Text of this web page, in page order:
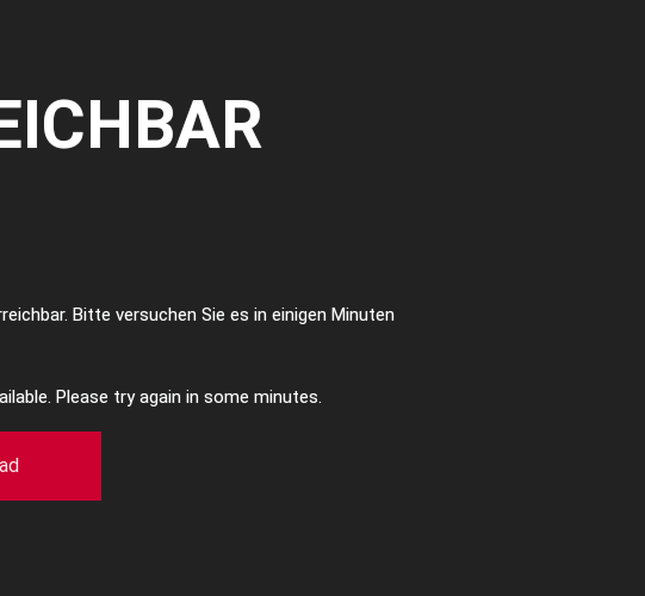
Bitte versuchen Sie es in einigen Minuten
Please try again in some minutes.